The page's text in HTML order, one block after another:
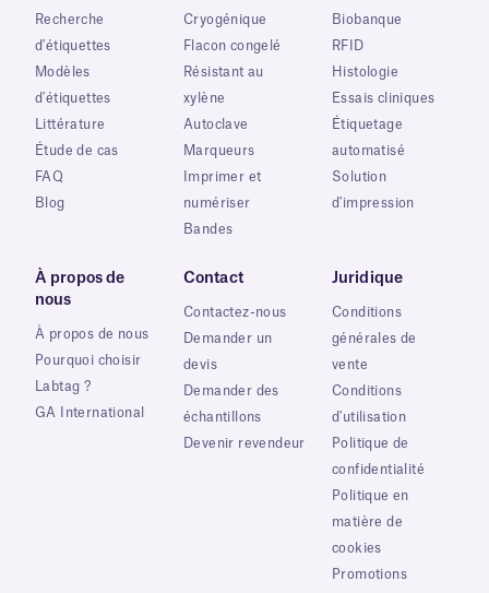
Recherche
d'étiquettes
Modèles
d'étiquettes
Littérature
Étude de cas
FAQ
Blog
Cryogénique
Flacon congelé
Résistant au
xylène
Autoclave
Marqueurs
Imprimer et
numériser
Bandes
Biobanque
RFID
Histologie
Essais cliniques
Étiquetage
automatisé
Solution
d'impression
À propos de
nous
À propos de nous
Pourquoi choisir
Labtag ?
GA International
Contact
Contactez-nous
Demander un
devis
Demander des
échantillons
Devenir revendeur
Juridique
Conditions
générales de
vente
Conditions
d'utilisation
Politique de
confidentialité
Politique en
matière de
cookies
Promotions